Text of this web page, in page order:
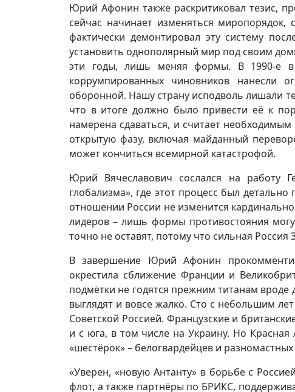
Юрий Афонин также раскритиковал тезис,
сейчас начинает изменяться
фактически демонтировал эту систему
установить однополярный мир под своим
эти годы, лишь меняя формы. В 1990-е в
коррумпированных чиновников
оборонной. Нашу страну исподволь лишали
что в итоге должно было привести её к
намерена сдаваться, и считает
открытую фазу, включая майданный
может кончиться всемирной катастрофой.
Юрий Вячеславович сослался на работу
глобализма», где этот процесс был
отношении России не изменится
лидеров – лишь формы противостояния
точно не оставят, потому что сильная Россия
В завершение Юрий Афонин
окрестила сближение Франции и
подмётки не годятся прежним титанам
выглядят и вовсе жалко. Сто с небольшим
Советской Россией. Французские и
и с юга, в том числе на Украину. Но Красная
«шестёрок» – белогвардейцев и
«Уверен, «новую Антанту» в борьбе с
флот, а также партнёры по БРИКС,